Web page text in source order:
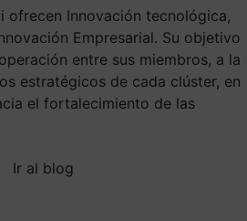
ofrecen Innovación tecnológica,
Empresarial. Su objetivo
entre sus miembros, a la
estratégicos de cada clúster, en
el fortalecimiento de las
Ir al blog